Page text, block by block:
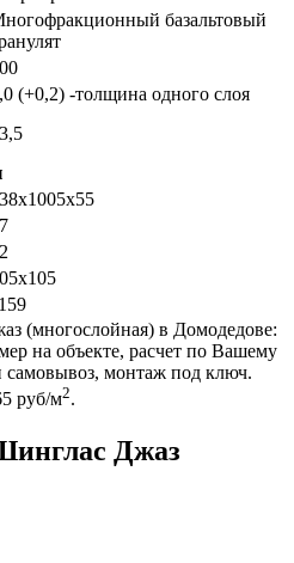
базальтовый
(+0,2) -толщина одного слоя
(многослойная) в Домодедове:
на объекте, расчет по Вашему
самовывоз, монтаж под ключ.
руб/м2.
Джаз